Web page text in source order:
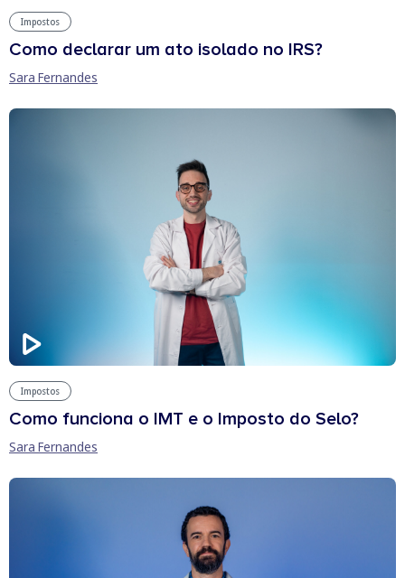
Impostos
Como declarar um ato isolado no IRS?
Sara Fernandes
Impostos
Como funciona o IMT e o Imposto do Selo?
Sara Fernandes